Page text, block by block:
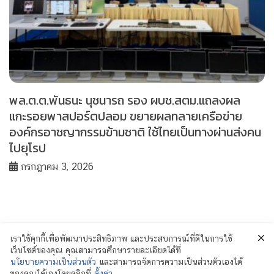
พล.ต.ต.พันธนะ นุชนารถ รอง ผบช.สตม.แถลงผล
แกะรอยพาสปอร์ตปลอม ขยายผลทลายเครือข่าย
องค์กรอาชญากรรมข้ามชาติ ใช้ไทยเป็นทางผ่านส่งคน
ไปยุโรป
กรกฎาคม 3, 2026
เราใช้คุกกี้เพื่อพัฒนาประสิทธิภาพ และประสบการณ์ที่ดีในการใช้
เว็บไซต์ของคุณ คุณสามารถศึกษารายละเอียดได้ที่
นโยบายความเป็นส่วนตัว และสามารถจัดการความเป็นส่วนตัวเองได้